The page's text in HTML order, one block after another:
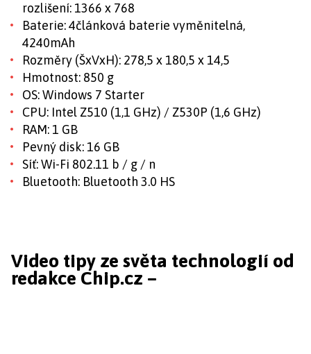
rozlišení: 1366 x 768
Baterie: 4článková baterie vyměnitelná,
4240mAh
Rozměry (ŠxVxH): 278,5 x 180,5 x 14,5
Hmotnost: 850 g
OS: Windows 7 Starter
CPU: Intel Z510 (1,1 GHz) / Z530P (1,6 GHz)
RAM: 1 GB
Pevný disk: 16 GB
Síť: Wi-Fi 802.11 b / g / n
Bluetooth: Bluetooth 3.0 HS
Video tipy ze světa technologií od
redakce Chip.cz –